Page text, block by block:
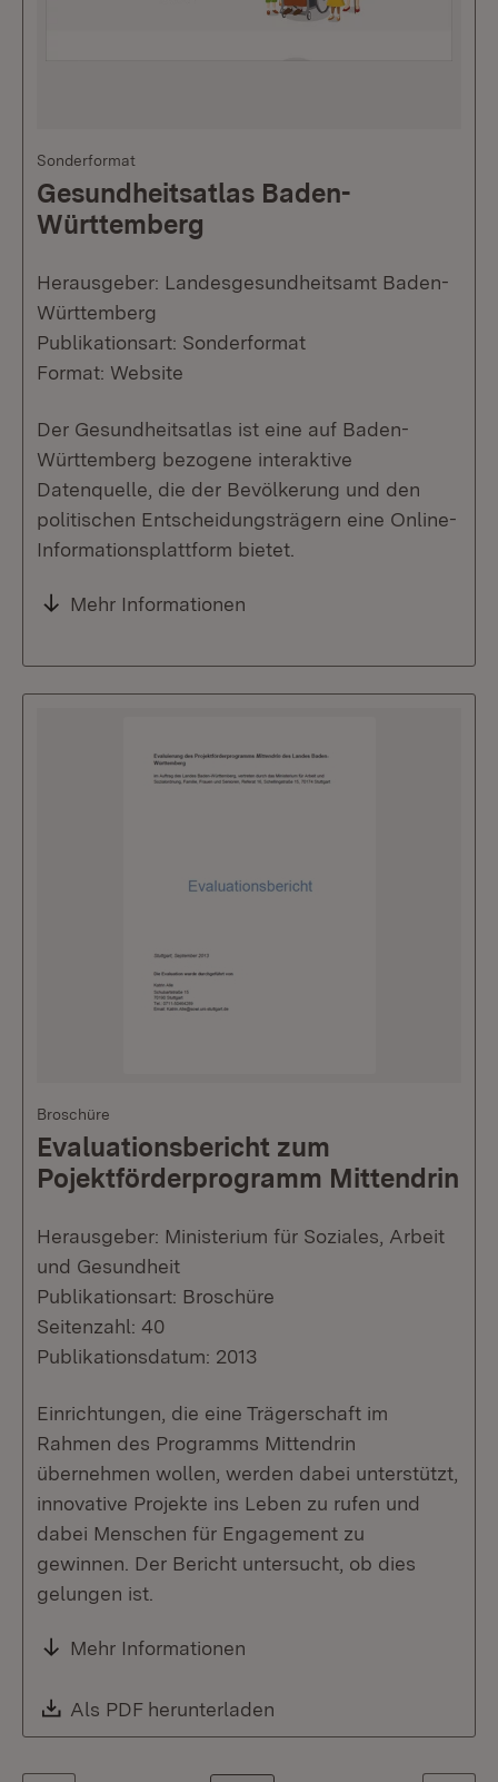
Sonderformat
Gesundheitsatlas Baden-
Württemberg
Herausgeber: Landesgesundheitsamt Baden-
Württemberg
Publikationsart: Sonderformat
Format: Website
Der Gesundheitsatlas ist eine auf Baden-
Württemberg bezogene interaktive
Datenquelle, die der Bevölkerung und den
politischen Entscheidungsträgern eine Online-
Informationsplattform bietet.
Mehr Informationen
Broschüre
Evaluationsbericht zum
Pojektförderprogramm Mittendrin
Herausgeber: Ministerium für Soziales, Arbeit
und Gesundheit
Publikationsart: Broschüre
Seitenzahl: 40
Publikationsdatum: 2013
Einrichtungen, die eine Trägerschaft im
Rahmen des Programms Mittendrin
übernehmen wollen, werden dabei unterstützt,
innovative Projekte ins Leben zu rufen und
dabei Menschen für Engagement zu
gewinnen. Der Bericht untersucht, ob dies
gelungen ist.
Mehr Informationen
Download:
Als PDF herunterladen